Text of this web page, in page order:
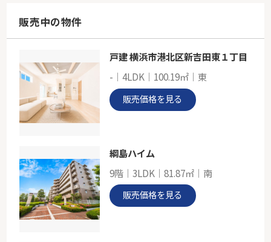
-
63.42㎡
神奈川県川崎市川崎区大島１丁目
販売中の物件
戸建 横浜市港北区新吉田東１丁目
-｜4LDK｜100.19㎡｜東
販売価格を見る
綱島ハイム
9階｜3LDK｜81.87㎡｜南
販売価格を見る